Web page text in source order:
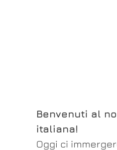
Benvenuti al
italiana!
Oggi ci